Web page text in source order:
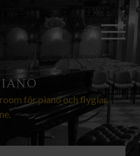
för piano och flyglar.